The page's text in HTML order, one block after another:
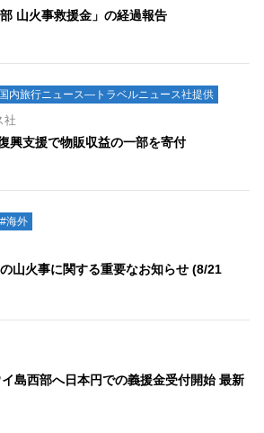
山火事救援金」の経過報告
内旅行ニュース―トラベルニュース社提供
社
興支援で物販収益の一部を寄付
#海外
山火事に関する重要なお知らせ (8/21
島西部へ日本円での義援金受付開始 最新